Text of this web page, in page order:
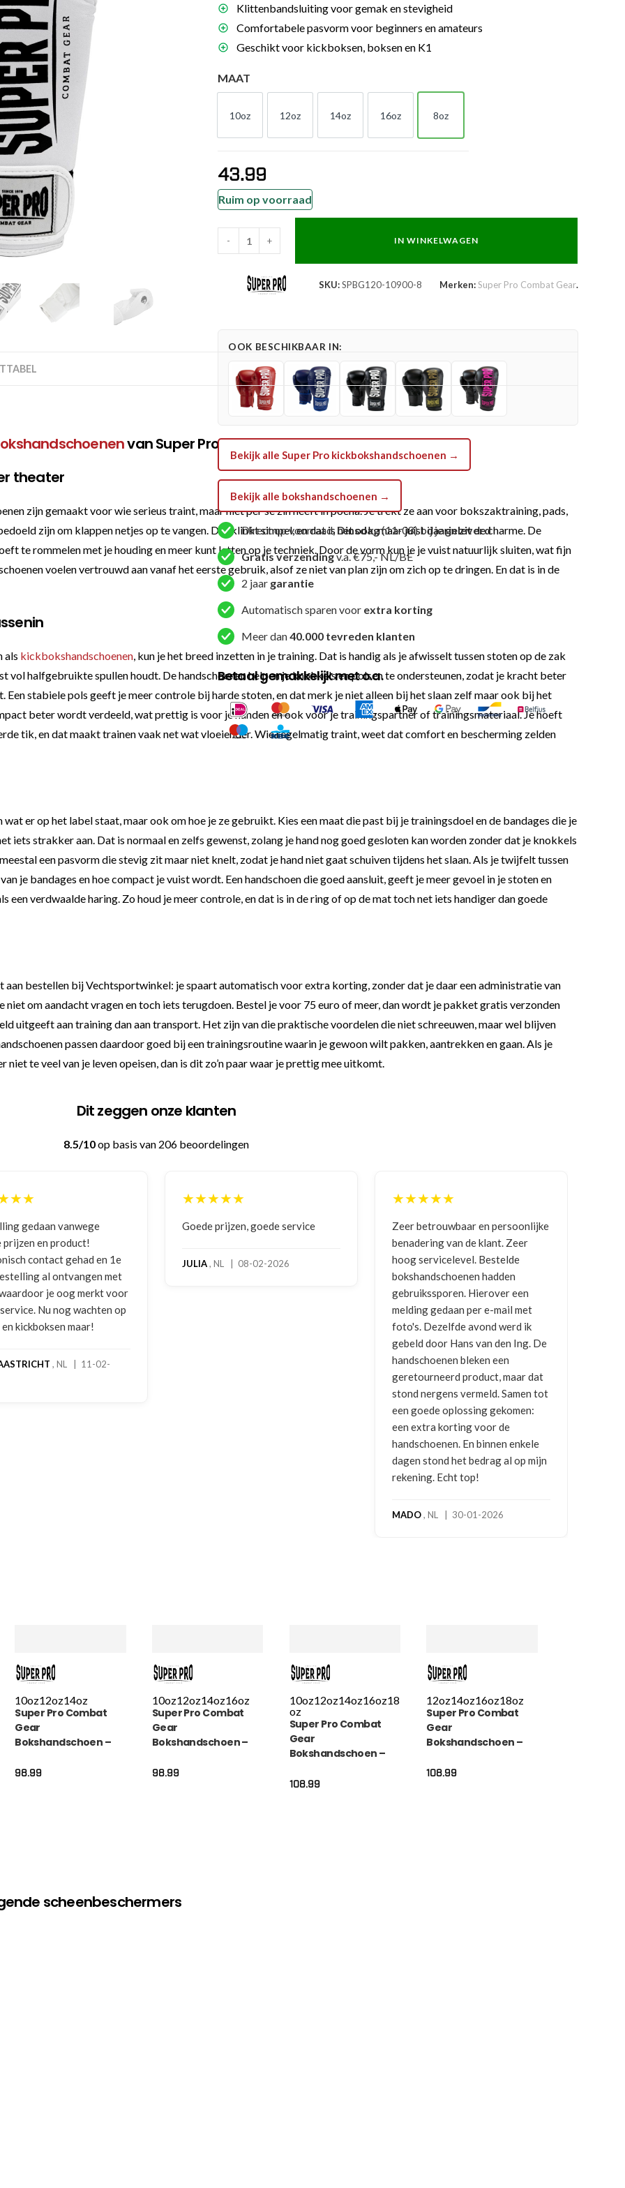
en pads
Klittenbandsluiting voor gemak en stevigheid
Comfortabele pasvorm voor beginners en amateurs
Geschikt voor kickboksen, boksen en K1
MAAT
10oz
10oz
12oz
12oz
14oz
14oz
16oz
16oz
8oz
8oz
43.99
Ruim op voorraad
Combat
Champ
Zwart
aantal
- + IN WINKELWAGEN
SKU:SPBG120-10900-8 Merken:Super Pro Combat Gear.
OOK BESCHIKBAAR IN:
Bekijk alle Super Pro kickbokshandschoenen →
Bekijk alle bokshandschoenen →
Direct op voorraad, Dinsdag(11-08) bij jegeleverd
Gratis verzendingv.a. €75,- NL/BE
2 jaar garantie
Automatisch sparen voor extra korting
Meer dan40.000 tevreden klanten
Betaal gemakkelijk met o.a.
van Super Pro Combat Gear
theater
zijn gemaakt voor wie serieus traint, maar niet per se zin heeft in poeha. Je trekt ze aan voor bokszaktraining, pads,
zijn om klappen netjes op te vangen. Dat klinkt simpel, en dat is het ook, maar juist daarin zit de charme. De
te rommelen met je houding en meer kunt letten op je techniek. Door de vorm kun je je vuist natuurlijk sluiten, wat fijn
voelen vertrouwd aan vanaf het eerste gebruik, alsof ze niet van plan zijn om zich op te dringen. En dat is in de
als kickbokshandschoenen, kun je het breed inzetten in je training. Dat is handig als je afwisselt tussen stoten op de zak
vol halfgebruikte spullen houdt. De handschoenen helpen je knokkels en polsen te ondersteunen, zodat je kracht beter
stabiele pols geeft je meer controle bij harde stoten, en dat merk je niet alleen bij het slaan zelf maar ook bij het
beter wordt verdeeld, wat prettig is voor je handen en ook voor je trainingspartner of trainingsmateriaal. Je hoeft
tik, en dat maakt trainen vaak net wat vloeiender. Wie regelmatig traint, weet dat comfort en bescherming zelden
er op het label staat, maar ook om hoe je ze gebruikt. Kies een maat die past bij je trainingsdoel en de bandages die je
iets strakker aan. Dat is normaal en zelfs gewenst, zolang je hand nog goed gesloten kan worden zonder dat je knokkels
een pasvorm die stevig zit maar niet knelt, zodat je hand niet gaat schuiven tijdens het slaan. Als je twijfelt tussen
je bandages en hoe compact je vuist wordt. Een handschoen die goed aansluit, geeft je meer gevoel in je stoten en
een verdwaalde haring. Zo houd je meer controle, en dat is in de ring of op de mat toch net iets handiger dan goede
bestellen bij Vechtsportwinkel: je spaart automatisch voor extra korting, zonder dat je daar een administratie van
niet om aandacht vragen en toch iets terugdoen. Bestel je voor 75 euro of meer, dan wordt je pakket gratis verzonden
uitgeeft aan training dan aan transport. Het zijn van die praktische voordelen die niet schreeuwen, maar wel blijven
passen daardoor goed bij een trainingsroutine waarin je gewoon wilt pakken, aantrekken en gaan. Als je
niet te veel van je leven opeisen, dan is dit zo’n paar waar je prettig mee uitkomt.
Dit zeggen onze klanten
8.5/10op basis van 206 beoordelingen
Goede prijzen, goede service
JULIA, NL | 08-02-2026
Zeer betrouwbaar en persoonlijke
benadering van de klant. Zeer
hoog servicelevel. Bestelde
bokshandschoenen hadden
gebruikssporen. Hierover een
melding gedaan per e-mail met
foto's. Dezelfde avond werd ik
gebeld door Hans van den Ing. De
geretourneerd product, maar dat
stond nergens vermeld. Samen tot
een goede oplossing gekomen:
handschoenen. En binnen enkele
dagen stond het bedrag al op mijn
Goede communicatie, artikel
ontvangen
NICO VERMUNICHT
2026
10oz12oz14oz
Super Pro Combat
Gear
Bokshandschoen –
Stripes – Rood / Blauw
98.99
10oz12oz14oz16oz
Super Pro Combat
Gear
Bokshandschoen –
Rood / Zwart / Wit
98.99
10oz12oz14oz16oz18
oz
Super Pro Combat
Gear
Bokshandschoen –
Wit
108.99
12oz14oz16oz18oz
Super Pro Combat
Gear
Bokshandschoen –
108.99
scheenbeschermers